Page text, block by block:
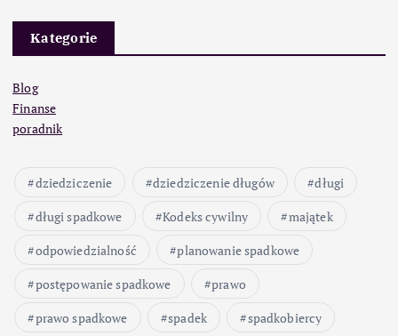
Kategorie
Blog
Finanse
poradnik
dziedziczenie dziedziczenie długów
długi
długi spadkowe
Kodeks cywilny
majątek
odpowiedzialność
planowanie spadkowe
postępowanie spadkowe
prawo
prawo spadkowe
spadek
spadkobiercy